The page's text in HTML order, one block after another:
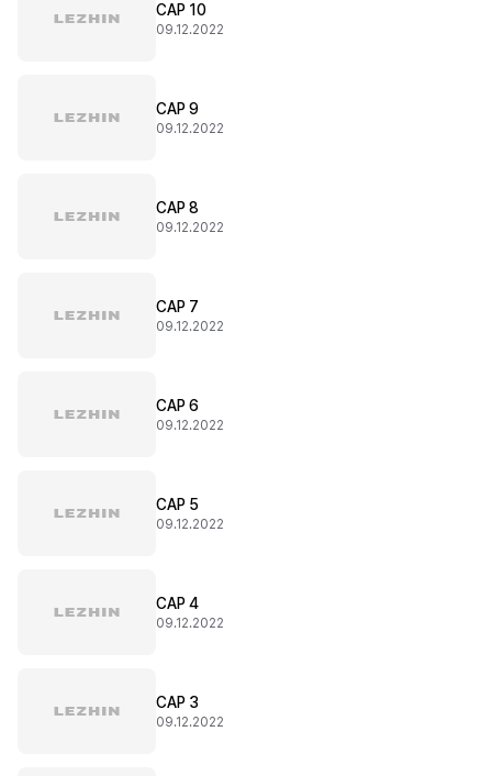
CAP 10
09.12.2022
CAP 9
09.12.2022
CAP 8
09.12.2022
CAP 7
09.12.2022
CAP 6
09.12.2022
CAP 5
09.12.2022
CAP 4
09.12.2022
CAP 3
09.12.2022